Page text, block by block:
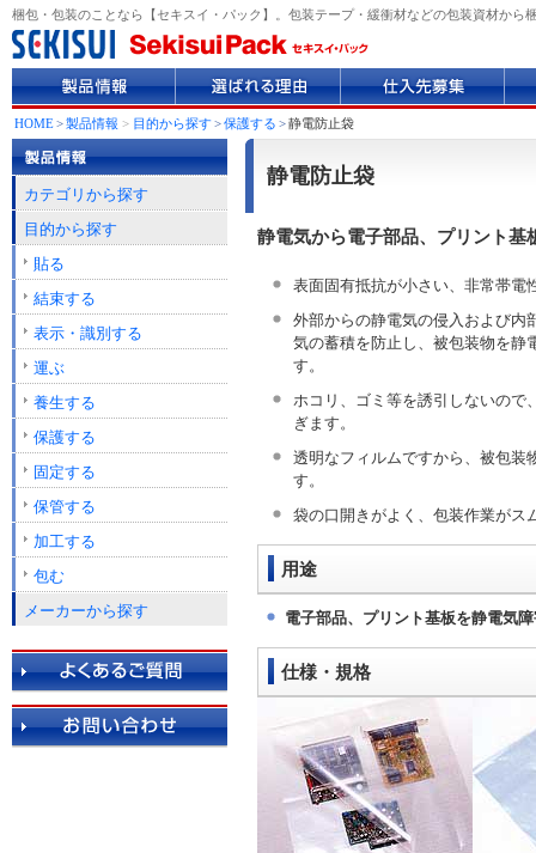
梱包・包装のことなら【セキスイ・パック】。包装テープ・緩衝材などの包装資材から
品
情
報
ば
れ
理
入
先
集
業
HOME>製品情報 > 目的から探す>保護する >静電防止袋
静電防止袋
静電気から電子部品、プリント基
表面固有抵抗が小さい、非常帯電
外部からの静電気の侵入および内
気の蓄積を防止し、被包装物を静
す。
ホコリ、ゴミ等を誘引しないので
ぎます。
透明なフィルムですから、被包装
す。
袋の口開きがよく、包装作業がス
用途
電子部品、プリント基板を静電気
仕様・規格
カテゴリから探す
目的から探す
貼る
結束する
表示・識別する
運ぶ
養生する
保護する
固定する
保管する
加工する
包む
メーカーから探す